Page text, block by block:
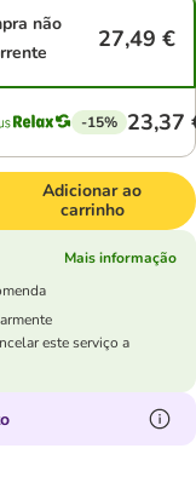
não
27,49 €
-15% 23,37
Adicionar ao
carrinho
Mais informação
este serviço a